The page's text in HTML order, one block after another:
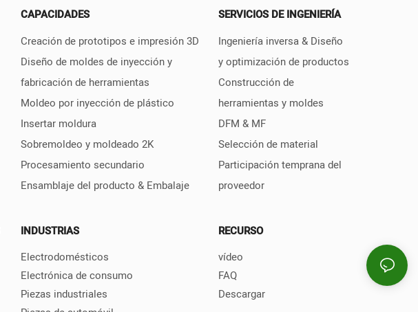
CAPACIDADES
Creación de prototipos e impresión 3D
Diseño de moldes de inyección y
fabricación de herramientas
Moldeo por inyección de plástico
Insertar moldura
Sobremoldeo y moldeado 2K
Procesamiento secundario
Ensamblaje del producto & Embalaje
SERVICIOS DE INGENIERÍA
Ingeniería inversa & Diseño
y optimización de productos
Construcción de
herramientas y moldes
DFM & MF
Selección de material
Participación temprana del
proveedor
INDUSTRIAS
Electrodomésticos
Electrónica de consumo
Piezas industriales
RECURSO
vídeo
FAQ
Descargar